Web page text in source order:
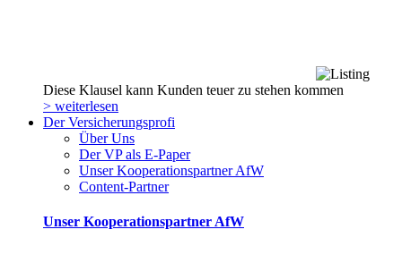
Diese Klausel kann Kunden teuer zu stehen kommen
> weiterlesen
Der Versicherungsprofi
Über Uns
Der VP als E-Paper
Unser Kooperationspartner AfW
Content-Partner
Unser Kooperationspartner AfW